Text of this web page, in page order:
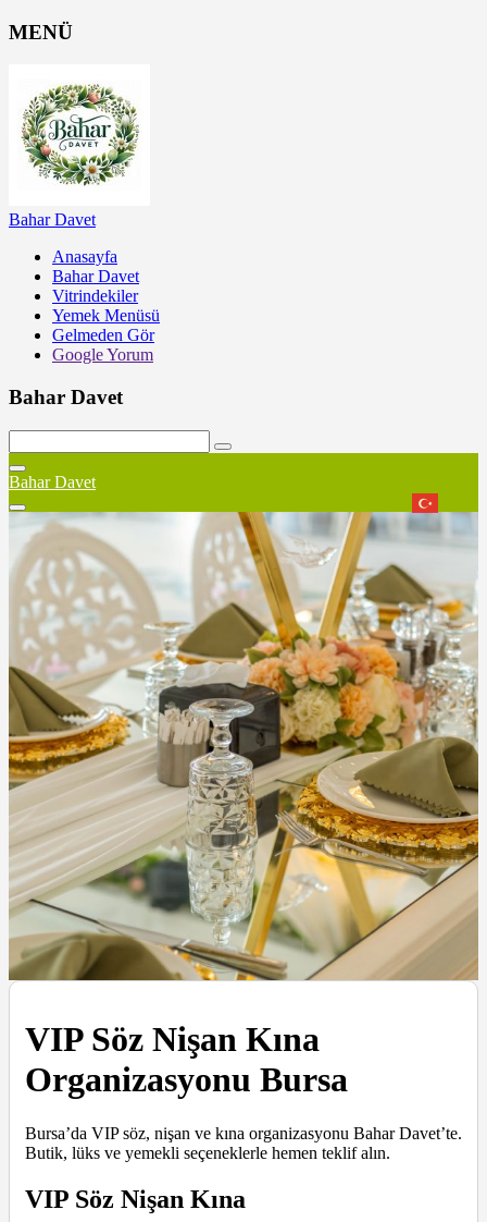
MENÜ
Bahar Davet
Anasayfa
Bahar Davet
Vitrindekiler
Yemek Menüsü
Gelmeden Gör
Google Yorum
Bahar Davet
Bahar Davet
VIP Söz Nişan Kına
Organizasyonu Bursa
Bursa’da VIP söz, nişan ve kına organizasyonu Bahar Davet’te.
Butik, lüks ve yemekli seçeneklerle hemen teklif alın.
VIP Söz Nişan Kına